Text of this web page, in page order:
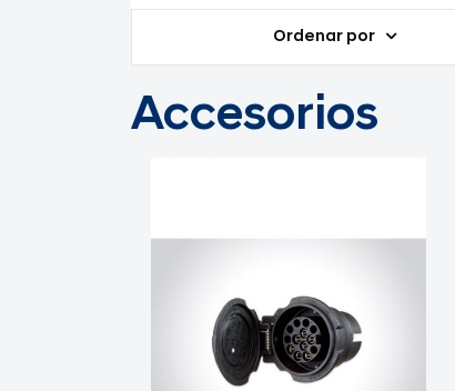
Ordenar por
Accesorios